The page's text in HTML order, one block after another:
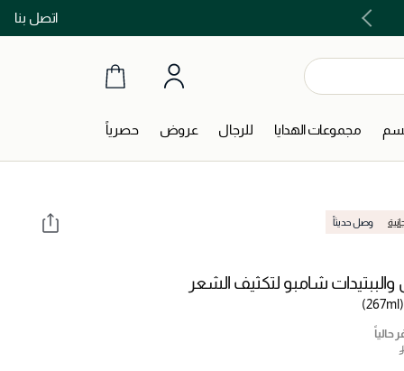
اتصل بنا
مجموعات الهدايا للرجال عروض حصرياً
وصل حديثاً
والببتيدات شامبو لتكثيف الشعر
(267ml)
حالياً